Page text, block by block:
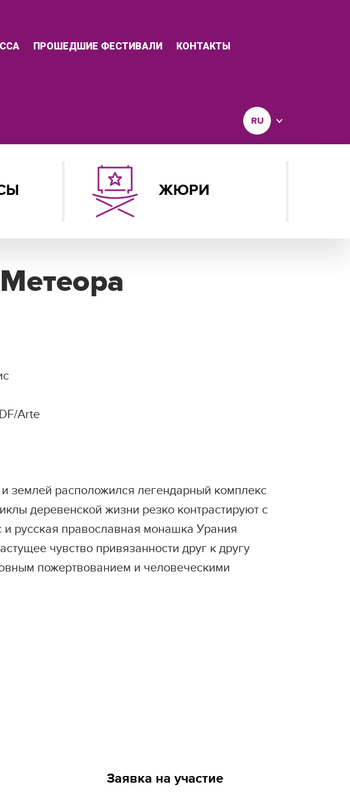
ПРОШЕДШИЕ ФЕСТИВАЛИ КОНТАКТЫ
RU
ЖЮРИ
Arte
землей расположился легендарный комплекс
деревенской жизни резко контрастируют с
русская православная монашка Урания
чувство привязанности друг к другу
пожертвованием и человеческими
Заявка на участие